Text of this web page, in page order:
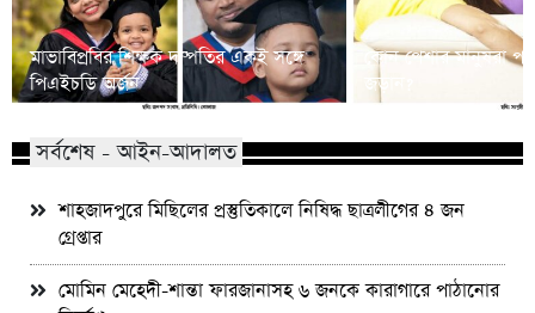
মাভাবিপ্রবির শিক্ষক দম্পতির একই সঙ্গে
পিএইচডি অর্জন
কোন পেশার মানুষরা
জড়ান?
সর্বশেষ - আইন-আদালত
শাহজাদপুরে মিছিলের প্রস্তুতিকালে নিষিদ্ধ ছাত্রলীগের ৪ জন
গ্রেপ্তার
মোমিন মেহেদী-শান্তা ফারজানাসহ ৬ জনকে কারাগারে পাঠানোর